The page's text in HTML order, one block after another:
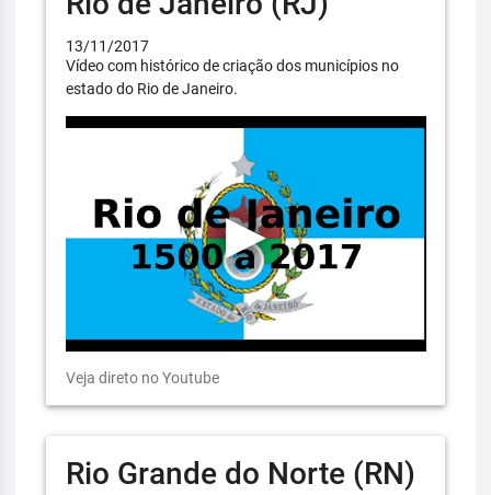
13/11/2017
Vídeo com histórico de criação dos municípios no
estado do Rio de Janeiro.
Veja direto no Youtube
Rio Grande do Norte (RN)